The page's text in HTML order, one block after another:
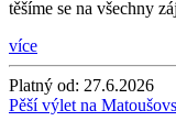
těšíme se na všechny
více
Platný od: 27.6.2026
Pěší výlet na